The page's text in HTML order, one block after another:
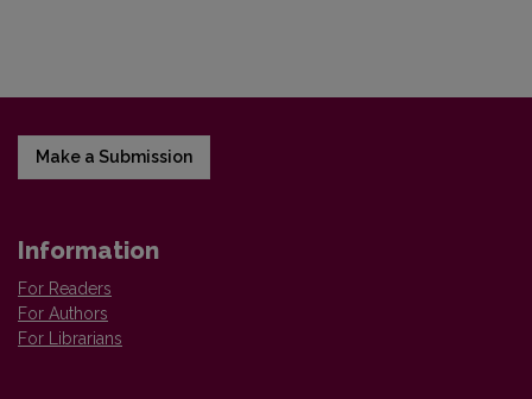
Make a Submission
Information
For Readers
For Authors
For Librarians